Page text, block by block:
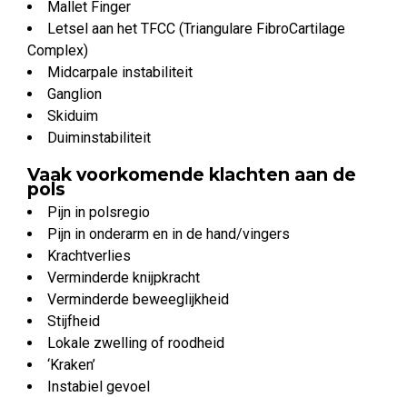
Mallet Finger
Letsel aan het TFCC (Triangulare FibroCartilage
Complex)
Midcarpale instabiliteit
Ganglion
Skiduim
Duiminstabiliteit
Vaak voorkomende klachten aan de
pols
Pijn in polsregio
Pijn in onderarm en in de hand/vingers
Krachtverlies
Verminderde knijpkracht
Verminderde beweeglijkheid
Stijfheid
Lokale zwelling of roodheid
‘Kraken’
Instabiel gevoel